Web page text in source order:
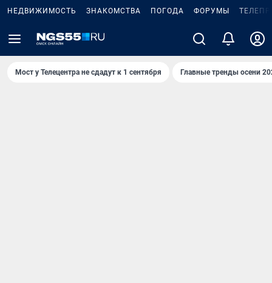
НЕДВИЖИМОСТЬ ЗНАКОМСТВА ПОГОДА ФОРУМЫ
Мост у Телецентра не сдадут к 1 сентября Главные тренды осени